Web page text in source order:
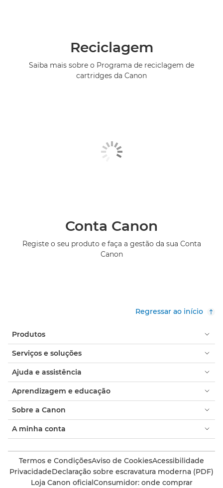
Reciclagem
Saiba mais sobre o Programa de reciclagem de
cartridges da Canon
Conta Canon
Registe o seu produto e faça a gestão da sua Conta
Canon
Regressar ao início
Produtos
Serviços e soluções
Ajuda e assistência
Aprendizagem e educação
Sobre a Canon
A minha conta
Termos e CondiçõesAviso de CookiesAcessibilidade
PrivacidadeDeclaração sobre escravatura moderna (PDF)
Loja Canon oficialConsumidor: onde comprar